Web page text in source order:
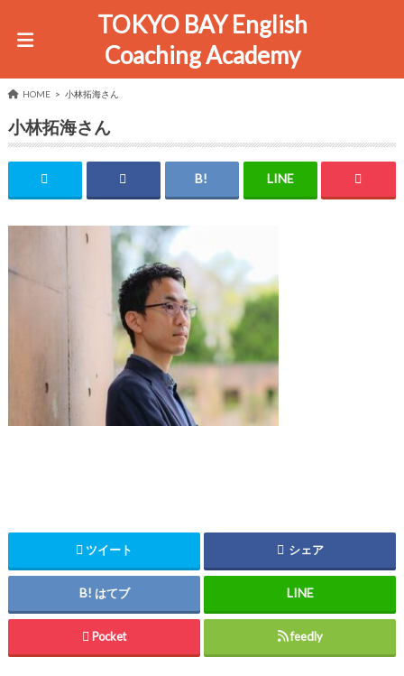
TOKYO BAY English
Coaching Academy
HOME 小林拓海さん
小林拓海さん
ツイート シェア
はてブ
Pocket feedly